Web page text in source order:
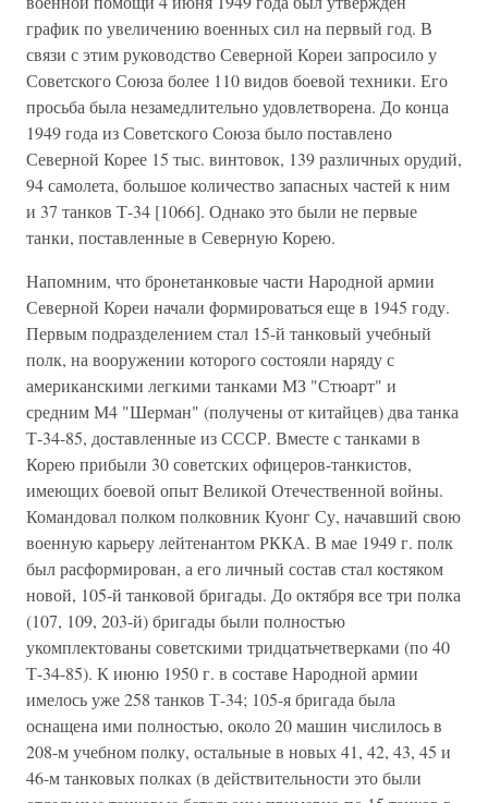
график по увеличению военных сил на первый год. В
связи с этим руководство Северной Кореи запросило у
Советского Союза более 110 видов боевой техники. Его
просьба была незамедлительно удовлетворена. До конца
1949 года из Советского Союза было поставлено
Северной Корее 15 тыс. винтовок, 139 различных орудий,
94 самолета, большое количество запасных частей к ним
и 37 танков Т-34 [1066]. Однако это были не первые
танки, поставленные в Северную Корею.
Напомним, что бронетанковые части Народной армии
Северной Кореи начали формироваться еще в 1945 году.
Первым подразделением стал 15-й танковый учебный
полк, на вооружении которого состояли наряду с
американскими легкими танками МЗ "Стюарт" и
средним М4 "Шерман" (получены от китайцев) два танка
Т-34-85, доставленные из СССР. Вместе с танками в
Корею прибыли 30 советских офицеров-танкистов,
имеющих боевой опыт Великой Отечественной войны.
Командовал полком полковник Куонг Су, начавший свою
военную карьеру лейтенантом РККА. В мае 1949 г. полк
был расформирован, а его личный состав стал костяком
новой, 105-й танковой бригады. До октября все три полка
(107, 109, 203-й) бригады были полностью
укомплектованы советскими тридцатьчетверками (по 40
Т-34-85). К июню 1950 г. в составе Народной армии
имелось уже 258 танков Т-34; 105-я бригада была
оснащена ими полностью, около 20 машин числилось в
208-м учебном полку, остальные в новых 41, 42, 43, 45 и
46-м танковых полках (в действительности это были